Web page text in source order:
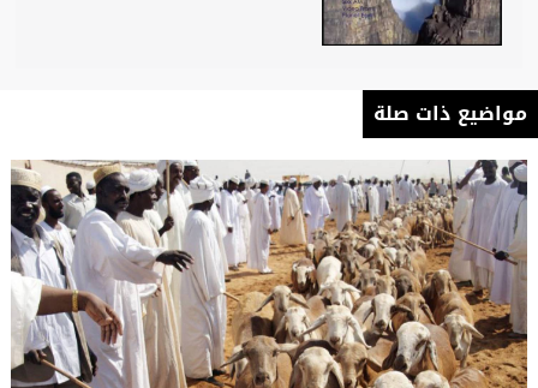
مواضيع ذات صلة